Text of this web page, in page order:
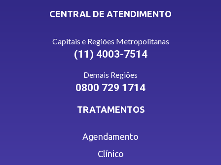
CENTRAL DE ATENDIMENTO
Capitais e Regiões Metropolitanas
(11) 4003-7514
Demais Regiões
0800 729 1714
TRATAMENTOS
Agendamento
Clínico